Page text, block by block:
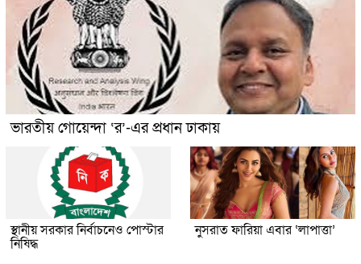
ভারতীয় গোয়েন্দা ‘র’-এর প্রধান ঢাকায়
স্থানীয় সরকার নির্বাচনেও পোস্টার
নিষিদ্ধ
নুসরাত ফারিয়া এবার ‘লাপাত্তা’